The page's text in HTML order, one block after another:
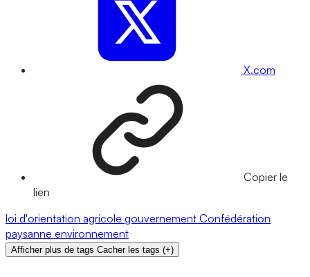
X.com
Copier le
lien
loi d'orientation agricole gouvernement Confédération
paysanne environnement
Afficher plus de tags Cacher les tags (+)